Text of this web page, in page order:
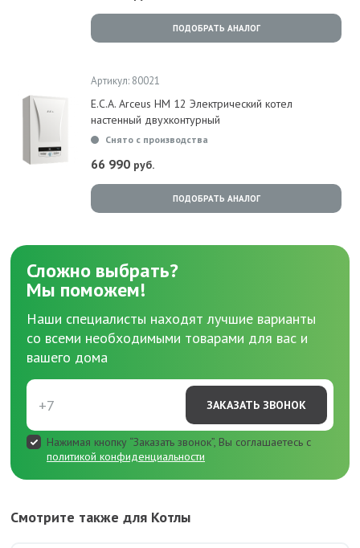
ПОДОБРАТЬ АНАЛОГ
Артикул: 80021
E.C.A. Arceus HM 12 Электрический котел
настенный двухконтурный
Снято с производства
66 990 руб.
ПОДОБРАТЬ АНАЛОГ
Сложно выбрать?
Мы поможем!
Наши специалисты находят лучшие варианты
со всеми необходимыми товарами для вас и
вашего дома
ЗАКАЗАТЬ ЗВОНОК
Нажимая кнопку “Заказать звонок”, Вы соглашаетесь с
политикой конфиденциальности
Смотрите также для Котлы